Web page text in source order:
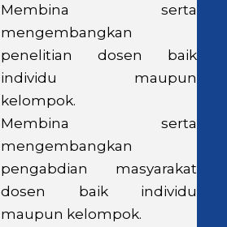
Membina serta
mengembangkan
penelitian dosen baik
individu maupun
kelompok.
Membina serta
mengembangkan
pengabdian masyarakat
dosen baik individu
maupun kelompok.